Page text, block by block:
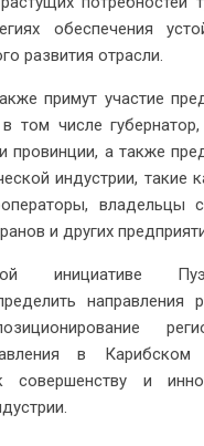
обеспечения
развития отрасли.
примут участие
том числе
провинции, а также
индустрии, такие
владельцы
и других
инициативе
направления
в Карибском
совершенству и